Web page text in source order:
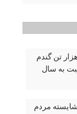
خرید تضمینی بیش از ۲۴۵ هزار تن گندم
درصدی نسبت به سال
مردم